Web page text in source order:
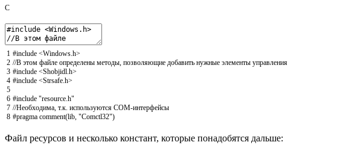
C
1
2
3
4
5
6
7
8
#include <Windows.h>
//В этом файле определены методы, позволяющие добавить нужные элементы управления
#include <Shobjidl.h>
#include <Strsafe.h>
#include "resource.h"
//Необходима, т.к. используются COM-интерфейсы
#pragma comment(lib, "Comctl32")
Файл ресурсов и несколько констант, которые понадобятся дальше: